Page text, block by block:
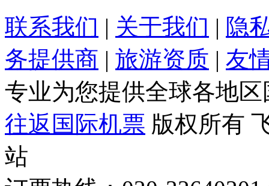
联系我们 | 关于我们 | 隐
务提供商 | 旅游资质 | 友
专业为您提供全球各地
往返国际机票 版权所有
站